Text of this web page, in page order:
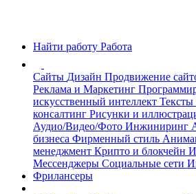
Найти работу Работа
Сайты Дизайн Продвижение
Реклама и Маркетинг
искусственный интеллект Тексты
консалтинг Рисунки и
Аудио/Видео/Фото Инжиниринг
бизнеса Фирменный стиль
менеджмент Крипто и блокчейн
Мессенджеры Социальные сети
Фрилансеры